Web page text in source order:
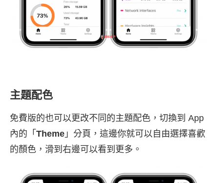
主題配色
免費版的也可以更改不同的主題配色，切換到 App
內的「 Theme 」分頁，這邊你就可以自由選擇喜歡
的顏色，滑到右邊可以看到更多。